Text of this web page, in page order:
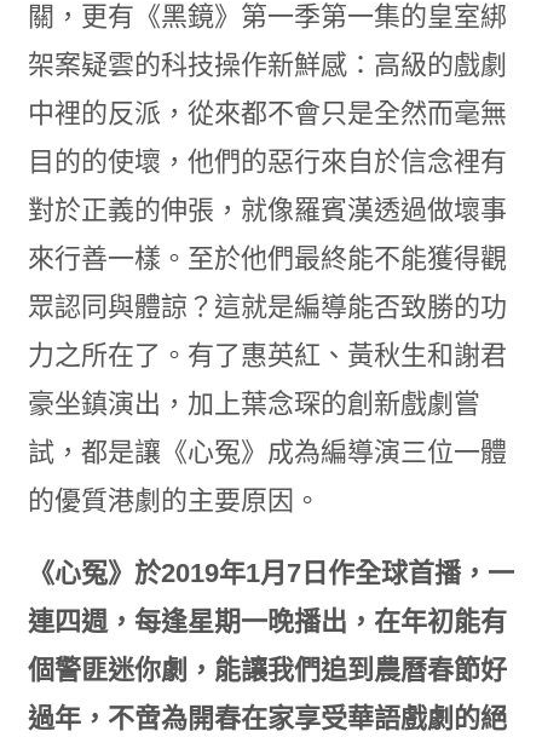
關，更有《黑鏡》第一季第一集的皇室綁
架案疑雲的科技操作新鮮感：高級的戲劇
中裡的反派，從來都不會只是全然而毫無
目的的使壞，他們的惡行來自於信念裡有
對於正義的伸張，就像羅賓漢透過做壞事
來行善一樣。至於他們最終能不能獲得觀
眾認同與體諒？這就是編導能否致勝的功
力之所在了。有了惠英紅、黃秋生和謝君
豪坐鎮演出，加上葉念琛的創新戲劇嘗
試，都是讓《心冤》成為編導演三位一體
的優質港劇的主要原因。
《心冤》於2019年1月 7日作全球首播，一
連四週，每逢星期一晚播出，在年初能有
個警匪迷你劇，能讓我們追到農曆春節好
過年，不啻為開春在家享受華語戲劇的絕